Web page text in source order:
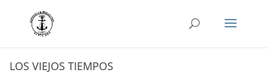
LOS VIEJOS TIEMPOS